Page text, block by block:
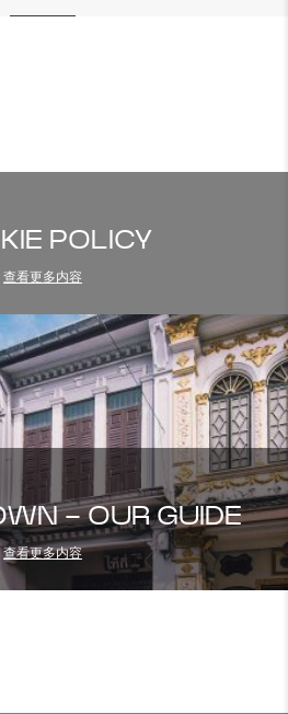
POLICY
查看更多内容
- OUR GUIDE
查看更多内容